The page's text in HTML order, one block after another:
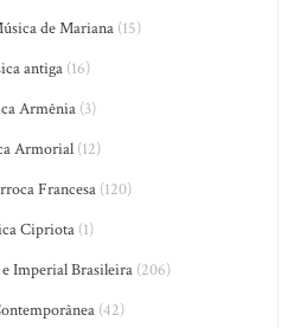
de Mariana(15)
antiga (16)
Armênia(3)
Armorial(12)
Francesa(120)
Cipriota (1)
Imperial Brasileira(206)
(42)